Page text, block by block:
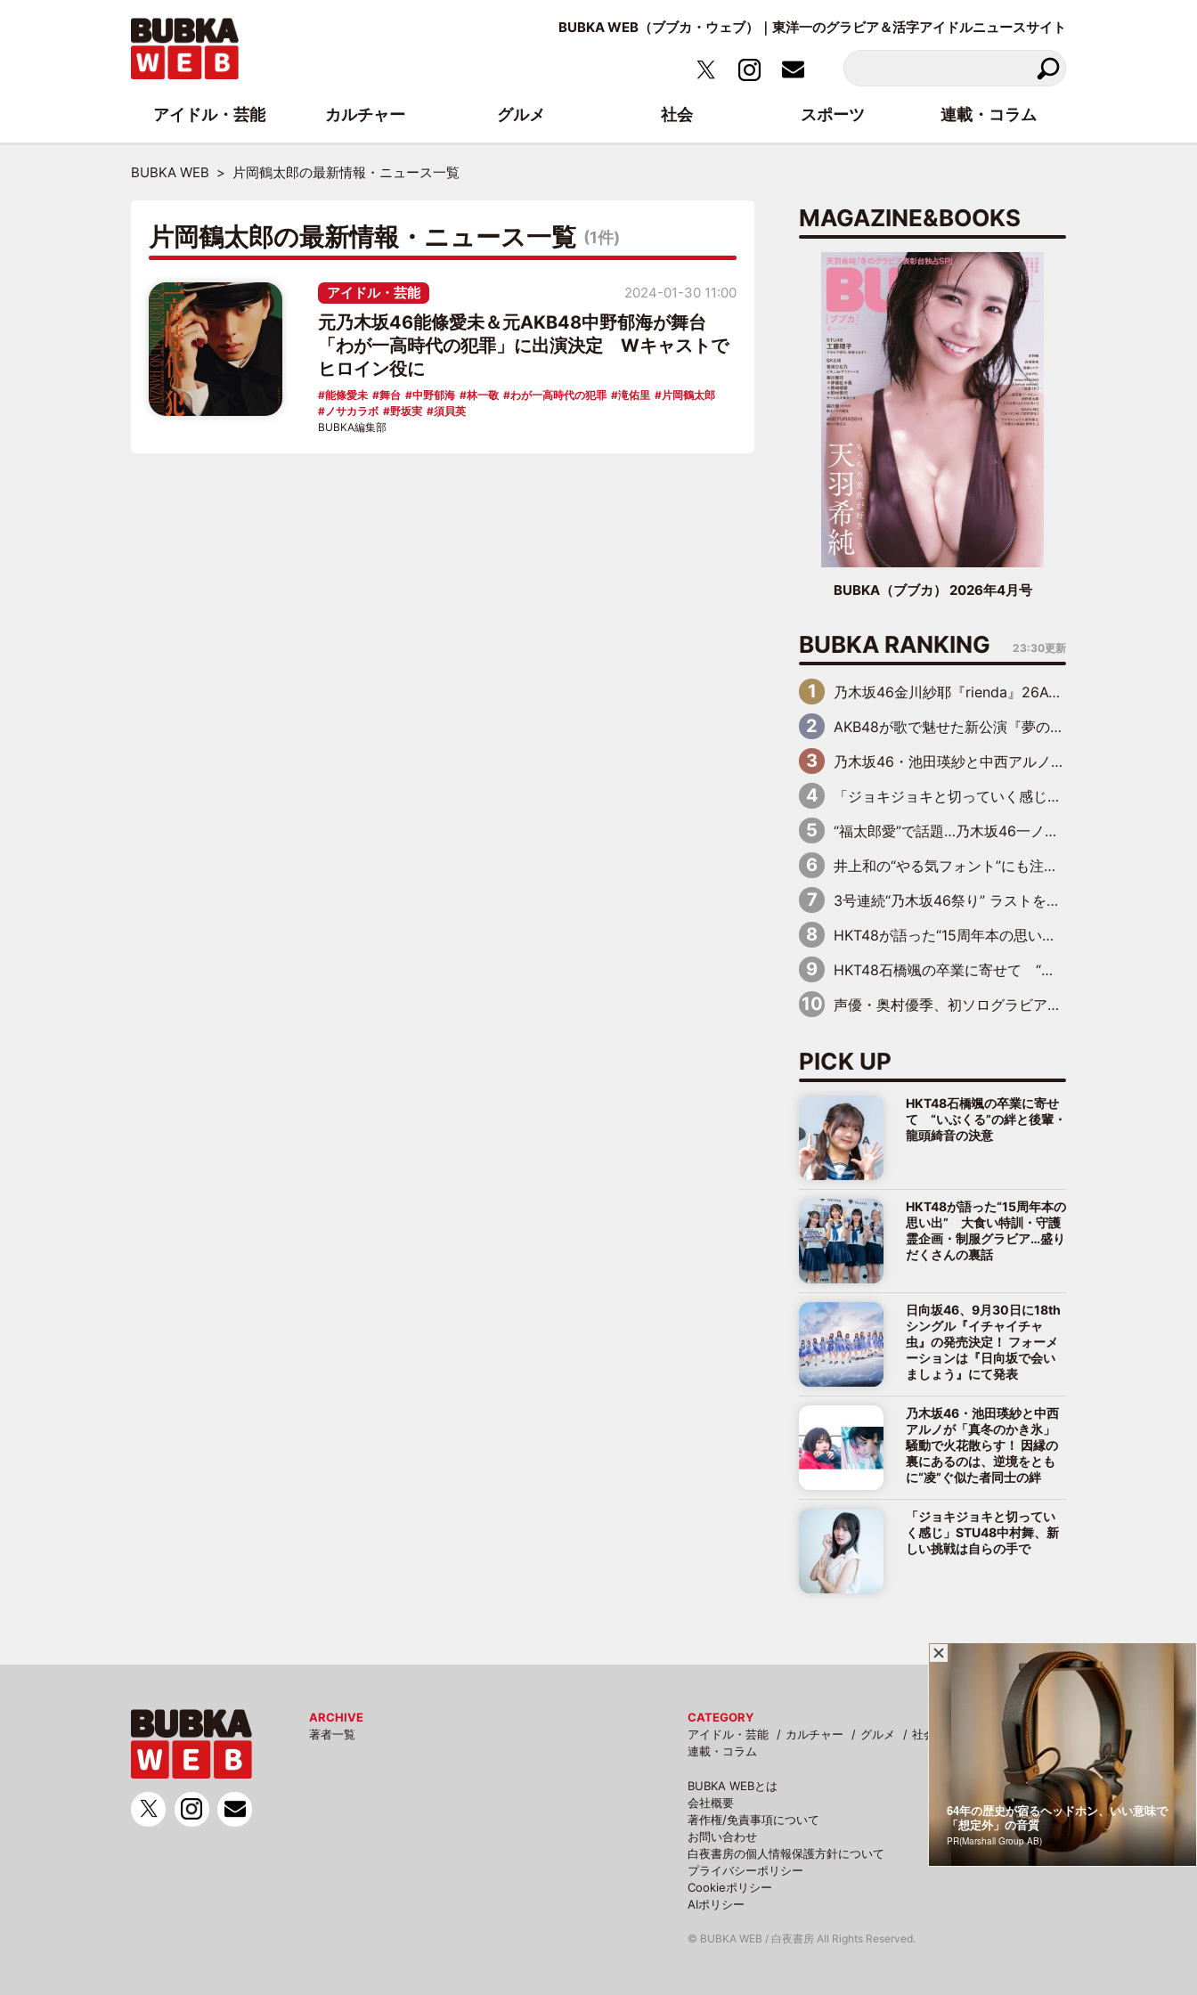
BUBKA WEB（ブブカ・ウェブ）｜東洋一のグラビア＆活字アイドルニュースサイト
BUBKA WEB 片岡鶴太郎の最新情報・ニュース一覧
片岡鶴太郎の最新情報・ニュース一覧 (1件)
アイドル・芸能
元乃木坂46能條愛未＆元AKB48中野郁海が舞台
「わが一高時代の犯罪」に出演決定 Wキャストで
ヒロイン役に
能條愛未 舞台 中野郁海 林一敬 わが一高時代の犯罪 滝佑里
片岡鶴太郎
ノサカラボ
野坂実 須貝英
2024-01-30 11:00
BUBKA編集部
MAGAZINE&BOOKS
BUBKA（ブブカ） 2026年4月号
BUBKA RANKING 23:30更新
乃木坂46金川紗耶『rienda』26AW LOOKモデルに就任
AKB48が歌で魅せた新公演『夢のポップスター』 初日から全身全霊のステージ
乃木坂46・池田瑛紗と中西アルノが「真冬のかき氷」騒動で火花散らす！ 因縁の裏にあるのは、逆境をともに“凌”ぐ似た者同士の絆
「ジョキジョキと切っていく感じ」STU48中村舞、新しい挑戦は自らの手で
“福太郎愛”で話題…乃木坂46一ノ瀬美空、地元福岡『めんべい25周年トップサポーター』に就任
井上和の“やる気フォント”にも注目 乃木坂46が挑んだ書道パフォーマンスの舞台裏
3号連続“乃木坂46祭り” ラストを飾るのは賀喜遥香…5年ぶりの登場に「5年分大人になった私を見ていただけたら」
HKT48が語った“15周年本の思い出” 大食い特訓・守護霊企画・制服グラビア…盛りだくさんの裏話
HKT48石橋颯の卒業に寄せて “いぶくる”の絆と後輩・龍頭綺音の決意
声優・奥村優季、初ソログラビアで初ソロ表紙を飾る！ 初めて見せる表情や、声優を志したきっかけなどを語った必読のインタビューを掲載
PICK UP
HKT48石橋颯の卒業に寄せ
て “いぶくる”の絆と後輩・
龍頭綺音の決意
HKT48が語った“15周年本の
思い出” 大食い特訓・守護
霊企画・制服グラビア…盛り
だくさんの裏話
日向坂46、9月30日に18th
シングル『イチャイチャ
虫』の発売決定！ フォーメ
ーションは『日向坂で会い
ましょう』にて発表
乃木坂46・池田瑛紗と中西
アルノが「真冬のかき氷」
騒動で火花散らす！ 因縁の
裏にあるのは、逆境をとも
に“凌”ぐ似た者同士の絆
「ジョキジョキと切ってい
く感じ」STU48中村舞、新
しい挑戦は自らの手で
ARCHIVE
著者一覧
CATEGORY
アイドル・芸能
カルチャー グルメ 社会
連載・コラム
BUBKA WEBとは
会社概要
著作権/免責事項について
お問い合わせ
白夜書房の個人情報保護方針について
プライバシーポリシー
Cookieポリシー
AIポリシー
© BUBKA WEB / 白夜書房 All Rights Reserved.
アイドル・芸能 カルチャー グルメ 社会 スポーツ 連載・コラム
64年の歴史が宿るヘッドホン、いい意味で
「想定外」の音質
PR(Marshall Group AB)